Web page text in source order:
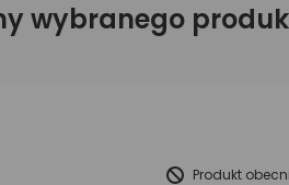
wybranego
Produkt